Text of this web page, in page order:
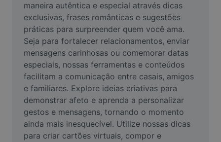
AI People Remover
AI Inpainting
Face Cutout
Vídeo
Remover plano de fundo de vídeo
Aprimorar qualidade
maneira autêntica e especial através dicas
exclusivas, frases românticas e sugestões
práticas para surpreender quem você ama.
Seja para fortalecer relacionamentos, enviar
mensagens carinhosas ou comemorar datas
especiais, nossas ferramentas e conteúdos
facilitam a comunicação entre casais, amigos
e familiares. Explore ideias criativas para
demonstrar afeto e aprenda a personalizar
gestos e mensagens, tornando o momento
ainda mais inesquecível. Utilize nossas dicas
para criar cartões virtuais, compor e